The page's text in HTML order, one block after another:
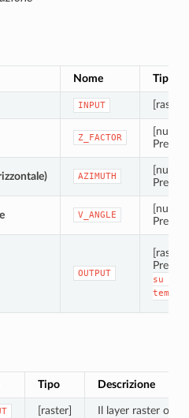
Nome Tipo
INPUT [raster]
Z_FACTOR
AZIMUTH
V_ANGLE
OUTPUT
[raster]
su
Tipo Descrizione
[raster] Il layer raster